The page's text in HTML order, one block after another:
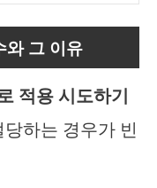
와 그 이유
적용 시도하기
하는 경우가 빈